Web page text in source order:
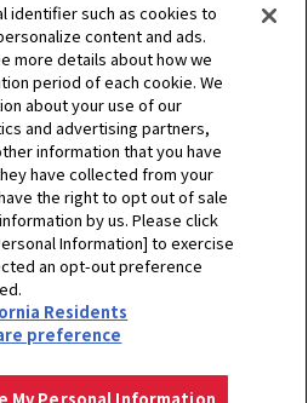
式会社 九州支社
マー総決算セール
CO., LTD. All rights reserved.
クッキーポリシー
identifier such as cookies to
content and ads.
more details about how we
period of each cookie. We
about your use of our
and advertising partners,
information that you have
have collected from your
the right to opt out of sale
by us. Please click
Information] to exercise
an opt-out preference
Residents
preference